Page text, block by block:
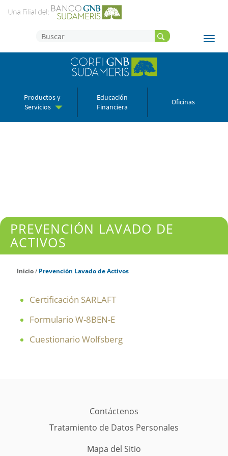
Productos y
Servicios
Educación
Financiera
Oficinas
PREVENCIÓN LAVADO DE
ACTIVOS
Inicio/ Prevención Lavado de Activos
Certificación SARLAFT
Formulario W-8BEN-E
Cuestionario Wolfsberg
Contáctenos
Tratamiento de Datos Personales
Mapa del Sitio